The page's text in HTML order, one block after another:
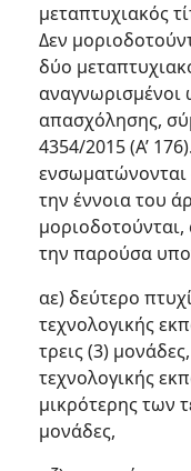
μεταπτυχιακός
Δεν
δύο
αναγνωρισμένοι
απασχόλησης,
4354/2015 (Α’
την έννοια του
την παρούσα
αε) δεύτερο
τεχνολογικής
τρεις (3)
τεχνολογικής
μικρότερης των
μονάδες,